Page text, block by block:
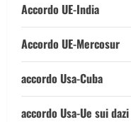
Accordo UE-India
Accordo UE-Mercosur
accordo Usa-Cuba
accordo Usa-Ue sui dazi